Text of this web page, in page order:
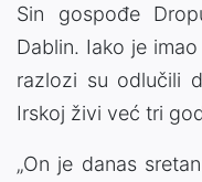
Sin gospođe
Dablin. Iako je
razlozi su odlučili
Irskoj živi već tri
„On je danas